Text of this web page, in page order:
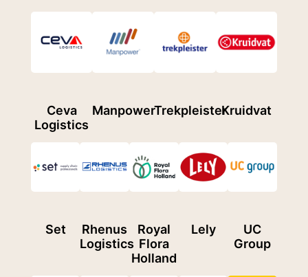
Ceva
Logistics
ManpowerTrekpleisterKruidvat
Set
Rhenus
Logistics
Royal
Flora
Holland
Lely
UC
Group